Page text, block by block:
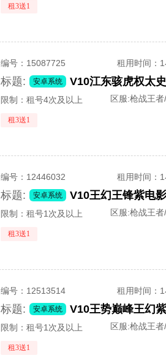
租3送1
编号： 15087725 租用时间 ：
标题: 安卓系统
限制：租号4次及以上 区服:枪战王
租3送1
编号： 12446032 租用时间 ：
标题: 安卓系统
限制：租号1次及以上 区服:枪战王
租3送1
编号： 12513514 租用时间 ：
标题: 安卓系统
限制：租号1次及以上 区服:枪战王
租3送1